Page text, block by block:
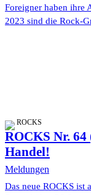
Foreigner haben ihre
2023 sind die Rock-
ROCKS
ROCKS Nr.
Handel!
Meldungen
Das neue ROCKS ist